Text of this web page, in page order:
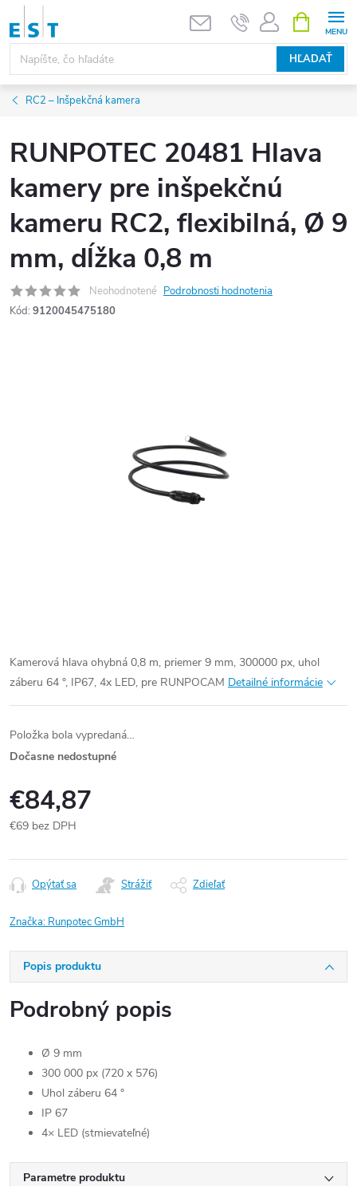
Prejsť
obsah
HĽADAŤ
KOŠÍK
RC2 – Inšpekčná kamera
RUNPOTEC 20481 Hlava
kamery pre inšpekčnú
kameru RC2, flexibilná, Ø 9
mm, dĺžka 0,8 m
Neohodnotené Podrobnosti hodnotenia
Kód: 9120045475180
Kamerová hlava ohybná 0,8 m, priemer 9 mm, 300000 px, uhol
záberu 64 °, IP67, 4x LED, pre RUNPOCAM Detailné informácie
Položka bola vypredaná…
Dočasne nedostupné
€84,87
€69 bez DPH
cena:
Opýtať sa Strážiť Zdieľať
Značka: Runpotec GmbH
Popis produktu
Podrobný popis
Ø 9 mm
300 000 px (720 x 576)
Uhol záberu 64 °
IP 67
4× LED (stmievateľné)
Parametre produktu